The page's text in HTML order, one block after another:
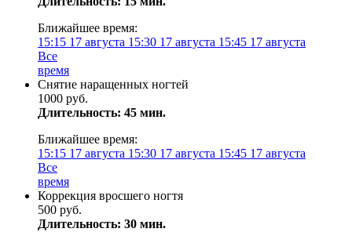
Ближайшее время:
15:15 17 августа 15:30 17 августа 15:45 17 августа
Все
время
Снятие наращенных ногтей
1000 руб.
Длительность: 45 мин.
Ближайшее время:
15:15 17 августа 15:30 17 августа 15:45 17 августа
Все
время
Коррекция вросшего ногтя
500 руб.
Длительность: 30 мин.